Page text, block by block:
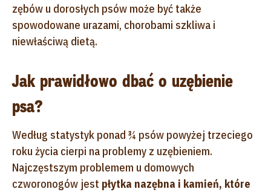
zębów u dorosłych psów może być także
spowodowane urazami, chorobami szkliwa i
niewłaściwą dietą.
Jak prawidłowo dbać o uzębienie
psa?
Według statystyk ponad ¾ psów powyżej trzeciego
roku życia cierpi na problemy z uzębieniem.
Najczęstszym problemem u domowych
czworonogów jest płytka nazębna i kamień, które